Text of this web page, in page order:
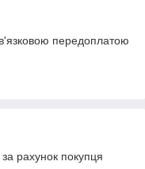
передоплатою
рахунок покупця